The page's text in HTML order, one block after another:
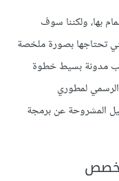
بها، ولكننا سوف
تحتاجها بصورة ملخصة
مدونة بسيط خطوة
لمطوري
المشروحة عن برمجة